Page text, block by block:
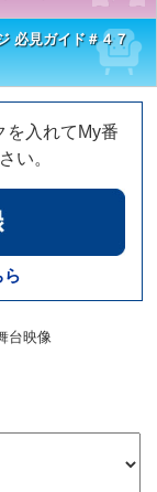
必見ガイド＃４７
を入れてMy番
い。
台映像